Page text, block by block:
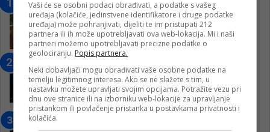
“Obrazovanje gradi BiH-Jovan Divjak“
– Konjic je u posljednje 22 godine imao
25 ​​stipendista
15. Februara 2023.
Konjičanke cvijećem i besplatnim
ulazom na utakmicu
7. Marta 2025.
Vaši će se osobni podaci obrađivati, a podatke s vašeg
uređaja (kolačiće, jedinstvene identifikatore i druge podatke
uređaja) može pohranjivati, dijeliti te im pristupati 212
partnera ili ih može upotrebljavati ova web-lokacija. Mi i naši
partneri možemo upotrebljavati precizne podatke o
geolociranju. Popis partnera.
Neki dobavljači mogu obrađivati vaše osobne podatke na
temelju legitimnog interesa. Ako se ne slažete s tim, u
nastavku možete upravljati svojim opcijama. Potražite vezu pri
dnu ove stranice ili na izborniku web-lokacije za upravljanje
pristankom ili povlačenje pristanka u postavkama privatnosti i
kolačića.